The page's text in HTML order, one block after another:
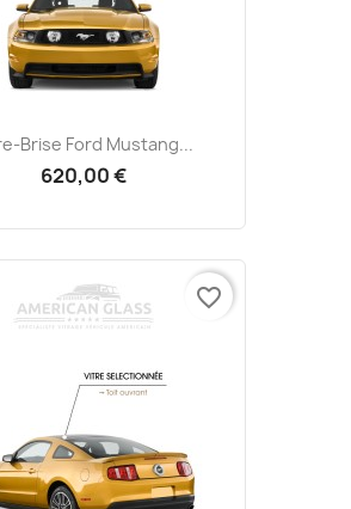
Brise Ford Mustang...
620,00 €
favorite_border